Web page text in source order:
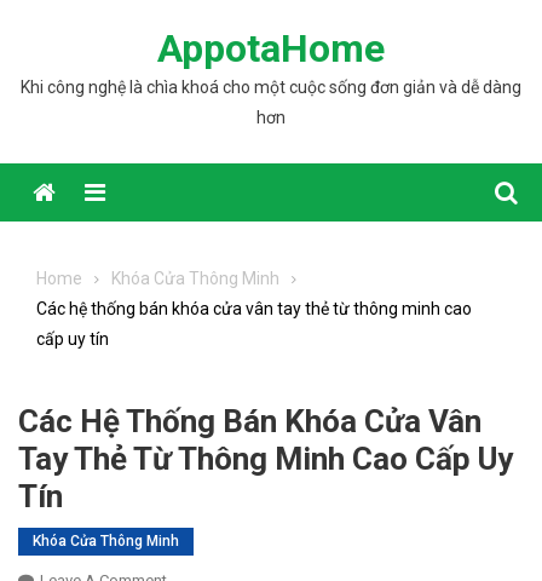
AppotaHome
Khi công nghệ là chìa khoá cho một cuộc sống đơn giản và dễ dàng
hơn
Home
Khóa Cửa Thông Minh
Các hệ thống bán khóa cửa vân tay thẻ từ thông minh cao
cấp uy tín
Các Hệ Thống Bán Khóa Cửa Vân
Tay Thẻ Từ Thông Minh Cao Cấp Uy
Tín
Khóa Cửa Thông Minh